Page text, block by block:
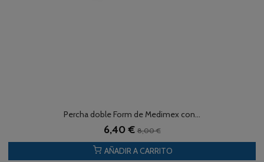
Percha doble Form de Medimex con...
6,40 €8,00 €
AÑADIR A CARRITO